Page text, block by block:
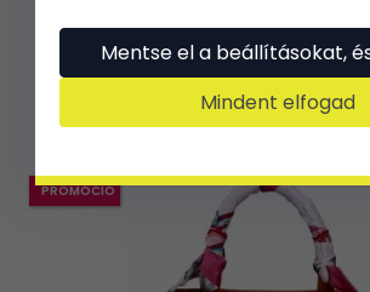
24900,00Ft
Az EXTRA33 kóddal:16683.00 HUF|
PROMÓCIÓ
Mentse el a beállításokat,
Mindent elfogad